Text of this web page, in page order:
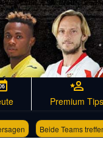
Premium Tips
Beide Teams